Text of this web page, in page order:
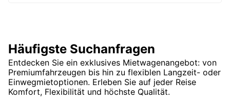
Häufigste Suchanfragen
Entdecken Sie ein exklusives Mietwagenangebot: von
Premiumfahrzeugen bis hin zu flexiblen Langzeit- oder
Einwegmietoptionen. Erleben Sie auf jeder Reise
Komfort, Flexibilität und höchste Qualität.